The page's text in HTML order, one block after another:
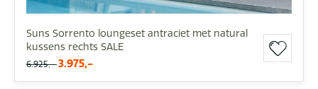
Suns Sorrento loungeset antraciet met natural
kussens rechts SALE
6.925,- 3.975,-